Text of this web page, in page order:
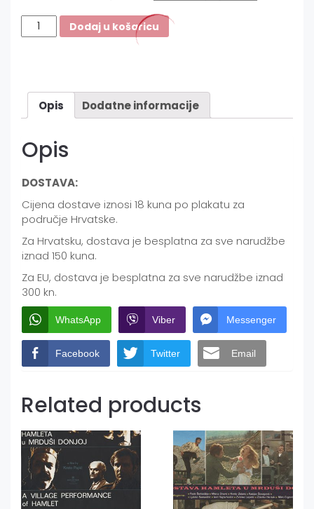
Hitler
iz
količina
Dodaj u košaricu
Opis Dodatne informacije
Opis
DOSTAVA:
Cijena dostave iznosi 18 kuna po plakatu za
područje Hrvatske.
Za Hrvatsku, dostava je besplatna za sve narudžbe
iznad 150 kuna.
Za EU, dostava je besplatna za sve narudžbe iznad
300 kn.
WhatsApp Viber Messenger
Facebook Twitter Email
Related products